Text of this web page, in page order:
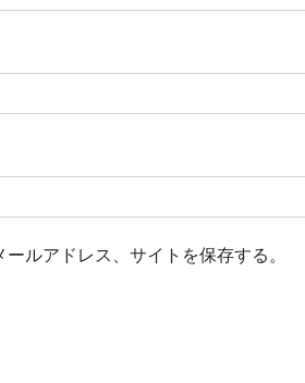
ルアドレス、サイトを保存する。